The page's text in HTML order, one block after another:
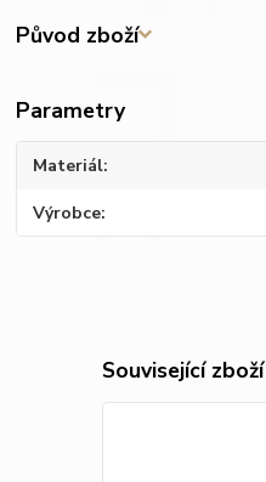
Původ zboží
Parametry
Materiál
Výrobce
Související zboží